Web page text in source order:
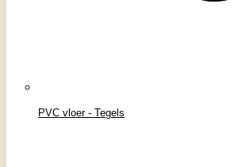
PVC vloer - Tegels